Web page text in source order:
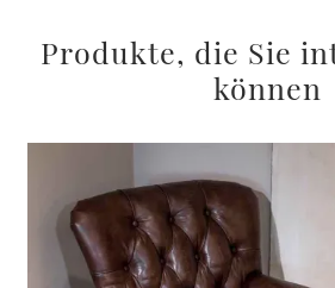
Produkte, die Sie
können